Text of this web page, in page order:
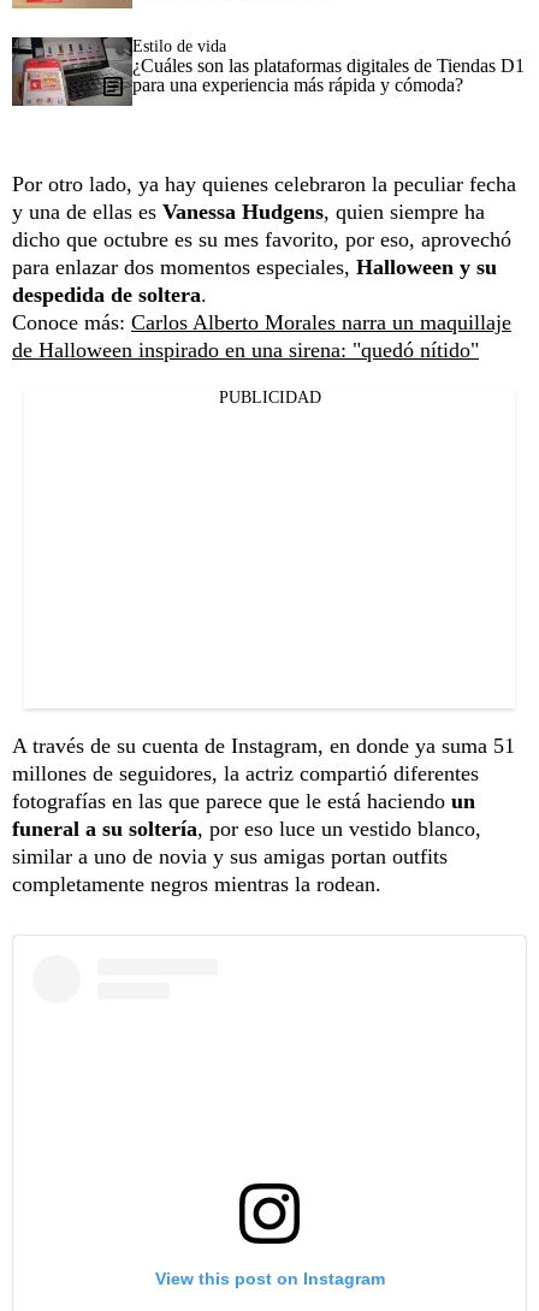
Estilo de vida
¿Cuáles son las plataformas digitales de Tiendas D1
para una experiencia más rápida y cómoda?
Por otro lado, ya hay quienes celebraron la peculiar fecha
y una de ellas es Vanessa Hudgens, quien siempre ha
dicho que octubre es su mes favorito, por eso, aprovechó
para enlazar dos momentos especiales, Halloween y su
despedida de soltera.
Conoce más: Carlos Alberto Morales narra un maquillaje
de Halloween inspirado en una sirena: "quedó nítido"
PUBLICIDAD
A través de su cuenta de Instagram, en donde ya suma 51
millones de seguidores, la actriz compartió diferentes
fotografías en las que parece que le está haciendo un
funeral a su soltería, por eso luce un vestido blanco,
similar a uno de novia y sus amigas portan outfits
completamente negros mientras la rodean.
View this post on Instagram